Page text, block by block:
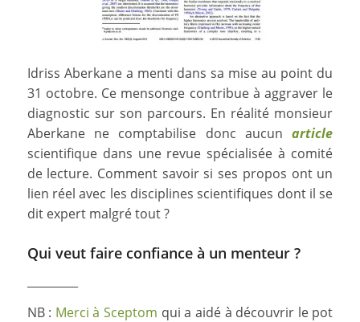
Idriss Aberkane a menti dans sa mise au point du
31 octobre. Ce mensonge contribue à aggraver le
diagnostic sur son parcours. En réalité monsieur
Aberkane ne comptabilise donc aucunarticle
scientifique dans une revue spécialisée à comité
de lecture. Comment savoir si ses propos ont un
lien réel avec les disciplines scientifiques dont il se
dit expert malgré tout ?
Qui veut faire confiance à un menteur ?
NB : Merci à Sceptom qui a aidé à découvrir le pot